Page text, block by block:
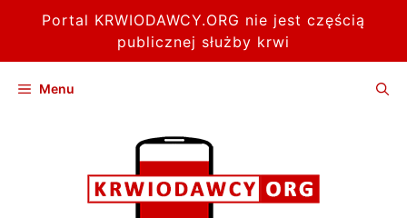
Portal KRWIODAWCY.ORG nie jest częścią
publicznej służby krwi
Menu